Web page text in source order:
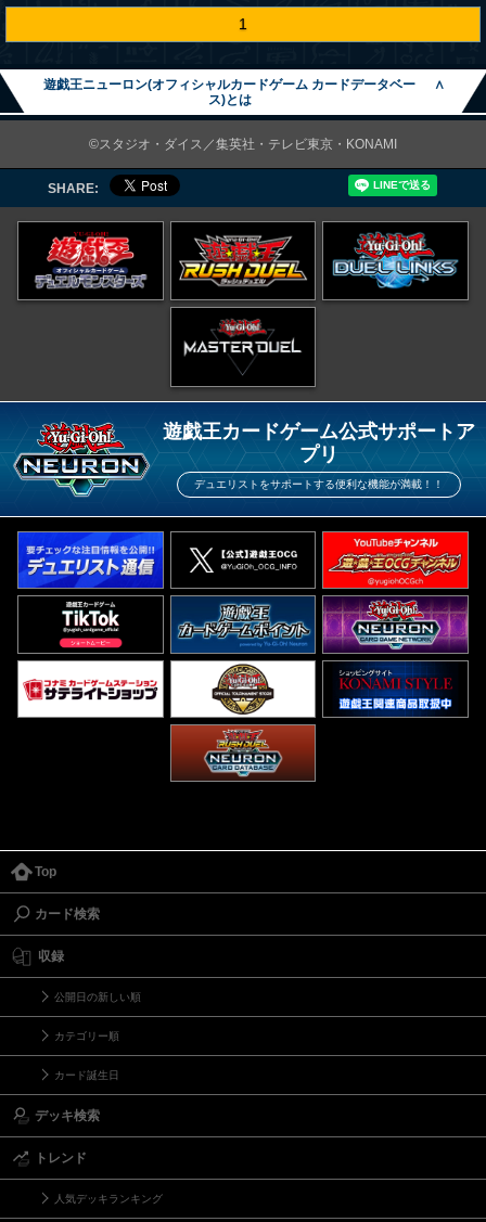
1
遊戯王ニューロン(オフィシャルカードゲーム カードデータベー
ス)とは
∧
©スタジオ・ダイス／集英社・テレビ東京・KONAMI
SHARE:
遊戯王カードゲーム公式サポートア
プリ
デュエリストをサポートする便利な機能が満載！！
Top
カード検索
収録
公開日の新しい順
カテゴリー順
カード誕生日
デッキ検索
トレンド
人気デッキランキング